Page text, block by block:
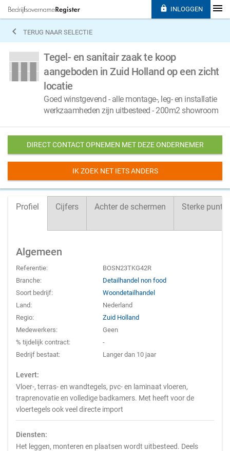
 TERUG NAAR SELECTIE
Tegel- en sanitair zaak te koop
aangeboden in Zuid Holland op een zicht
locatie
Goed winstgevend - alle montage-, leg- en installatie
werkzaamheden zijn uitbesteed - 200m2 showroom
DIRECT CONTACT OPNEMEN MET DEZE ONDERNEMER
IK ZOEK NET IETS ANDERS
Profiel Cijfers Achter de schermen Sterke
Algemeen
Referentie:
BOSN23TKG42R
Branche:
Detailhandel non food
Soort bedrijf:
Woondetailhandel
Land:
Nederland
Regio:
Zuid Holland
Medewerkers:
Geen
% tijdelijk contract:
-
Bedrijf bestaat:
Langer dan 10 jaar
Levert:
Vloer-, terras- en wandtegels, pvc- en laminaat vloeren,
traprenovatie en volledige badkamers. Met heeft voor de
vloertegels ook veel directe import
Diensten:
Het leggen, monteren en plaatsen wordt uitbesteed. Deels
 INLOGGEN